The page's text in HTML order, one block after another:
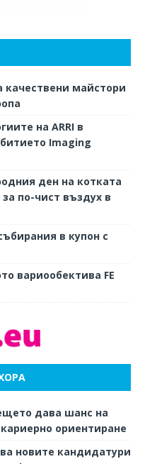
качествени майстори
на ARRI в
Imaging
ден на котката
по-чист въздух в
в купон с
вариообектива FE
дава шанс на
ориентиране
новите кандидатури